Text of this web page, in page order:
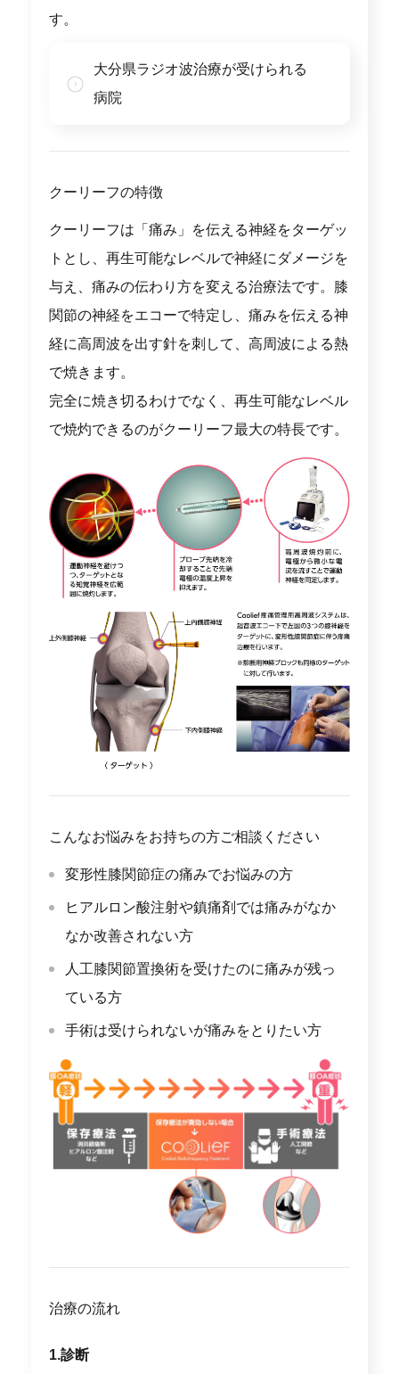
す。
大分県ラジオ波治療が受けられる
病院
クーリーフの特徴
クーリーフは「痛み」を伝える神経をターゲッ
トとし、再生可能なレベルで神経にダメージを
与え、痛みの伝わり方を変える治療法です。膝
関節の神経をエコーで特定し、痛みを伝える神
経に高周波を出す針を刺して、高周波による熱
で焼きます。
完全に焼き切るわけでなく、再生可能なレベル
で焼灼できるのがクーリーフ最大の特長です。
こんなお悩みをお持ちの方ご相談ください
変形性膝関節症の痛みでお悩みの方
ヒアルロン酸注射や鎮痛剤では痛みがなか
なか改善されない方
人工膝関節置換術を受けたのに痛みが残っ
ている方
手術は受けられないが痛みをとりたい方
治療の流れ
1.診断